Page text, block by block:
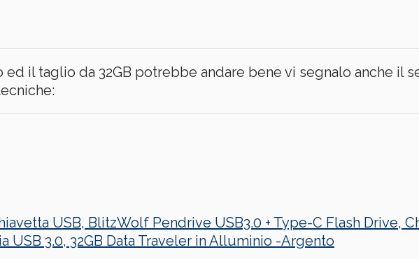
ed il taglio da 32GB potrebbe andare bene vi segnalo anche il
USB, BlitzWolf Pendrive USB3.0 + Type-C Flash Drive,
USB 3.0, 32GB Data Traveler in Alluminio -Argento